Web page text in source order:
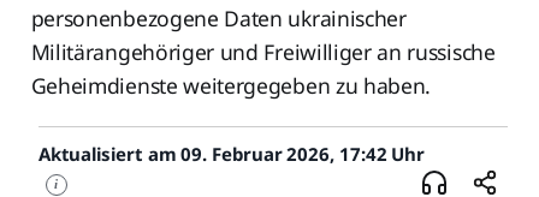
personenbezogene Daten ukrainischer
Militärangehöriger und Freiwilliger an russische
Geheimdienste weitergegeben zu haben.
Aktualisiert am 09. Februar 2026, 17:42 Uhr
i